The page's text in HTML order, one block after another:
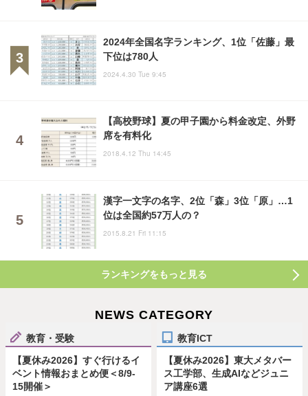
2024年全国名字ランキング、1位「佐藤」最
下位は780人
2024.4.30 Tue 9:45
【高校野球】夏の甲子園から料金改定、外野
席を有料化
2018.4.12 Thu 14:45
漢字一文字の名字、2位「森」3位「原」…1
位は全国約57万人の？
2015.8.21 Fri 11:15
ランキングをもっと見る
NEWS CATEGORY
教育・受験
【夏休み2026】すぐ行けるイ
ベント情報おまとめ便＜8/9-
15開催＞
教育ICT
【夏休み2026】東大メタバー
ス工学部、生成AIなどジュニ
ア講座6選